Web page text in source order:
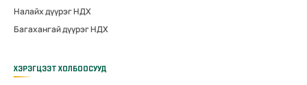
Налайх дүүрэг НДХ
Багахангай дүүрэг НДХ
ХЭРЭГЦЭЭТ ХОЛБООСУУД